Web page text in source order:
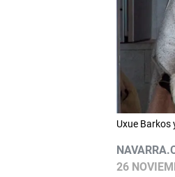
Uxue Barkos
26